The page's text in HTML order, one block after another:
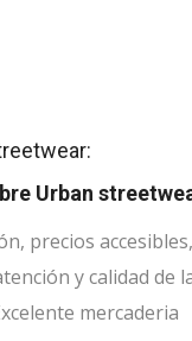
Urban
precios
y calidad de
mercaderia